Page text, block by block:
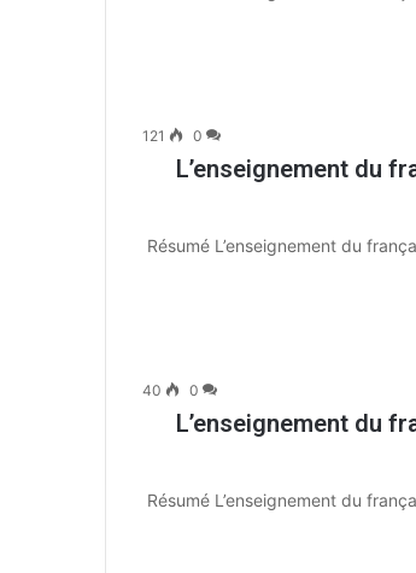
0
121
L’enseignement du
Résumé L’enseignement du
0
40
L’enseignement du
Résumé L’enseignement du